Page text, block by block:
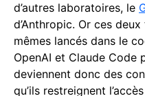
d’autres laboratoires, le
d’Anthropic. Or ces
mêmes lancés dans le
OpenAI et Claude Code
deviennent donc des
qu’ils restreignent